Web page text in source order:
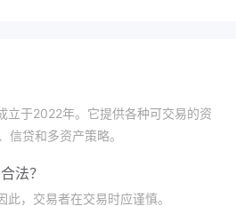
立于2022年。它提供各种可交易的资
信贷和多资产策略。
法？
此，交易者在交易时应谨慎。